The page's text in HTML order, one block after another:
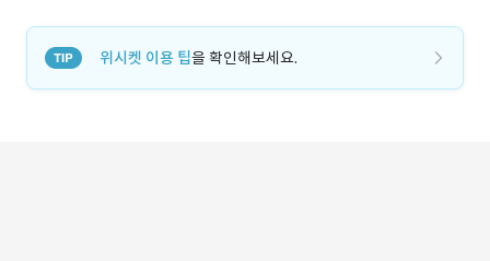
위시켓 이용 팁을 확인해보세요.